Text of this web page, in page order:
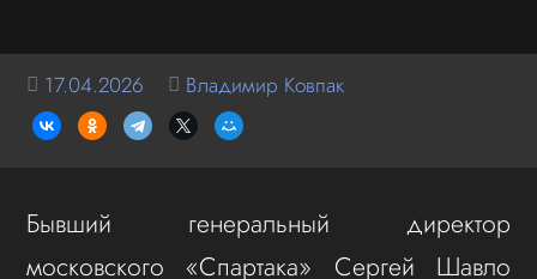
17.04.2026 Владимир Ковпак
Бывший генеральный директор
московского «Спартака» Сергей Шавло